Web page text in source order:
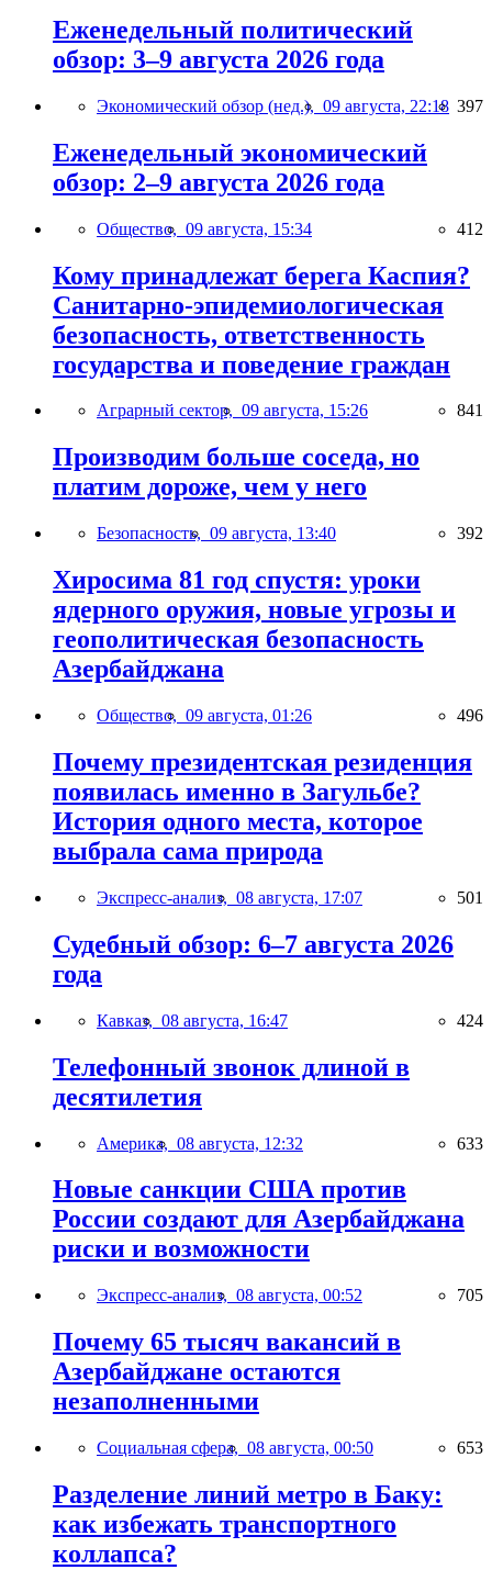
Еженедельный политический
обзор: 3–9 августа 2026 года
Экономический обзор (нед.), 09 августа, 22:18 397
Еженедельный экономический
обзор: 2–9 августа 2026 года
Общество, 09 августа, 15:34 412
Кому принадлежат берега Каспия?
Санитарно-эпидемиологическая
безопасность, ответственность
государства и поведение граждан
Аграрный сектор, 09 августа, 15:26 841
Производим больше соседа, но
платим дороже, чем у него
Безопасность, 09 августа, 13:40 392
Хиросима 81 год спустя: уроки
ядерного оружия, новые угрозы и
геополитическая безопасность
Азербайджана
Общество, 09 августа, 01:26 496
Почему президентская резиденция
появилась именно в Загульбе?
История одного места, которое
выбрала сама природа
Экспресс-анализ, 08 августа, 17:07 501
Судебный обзор: 6–7 августа 2026
года
Кавказ, 08 августа, 16:47 424
Телефонный звонок длиной в
десятилетия
Америка, 08 августа, 12:32 633
Новые санкции США против
России создают для Азербайджана
риски и возможности
Экспресс-анализ, 08 августа, 00:52 705
Почему 65 тысяч вакансий в
Азербайджане остаются
незаполненными
Социальная сфера, 08 августа, 00:50 653
Разделение линий метро в Баку:
как избежать транспортного
коллапса?